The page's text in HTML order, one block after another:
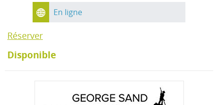
En ligne
Réserver
Disponible